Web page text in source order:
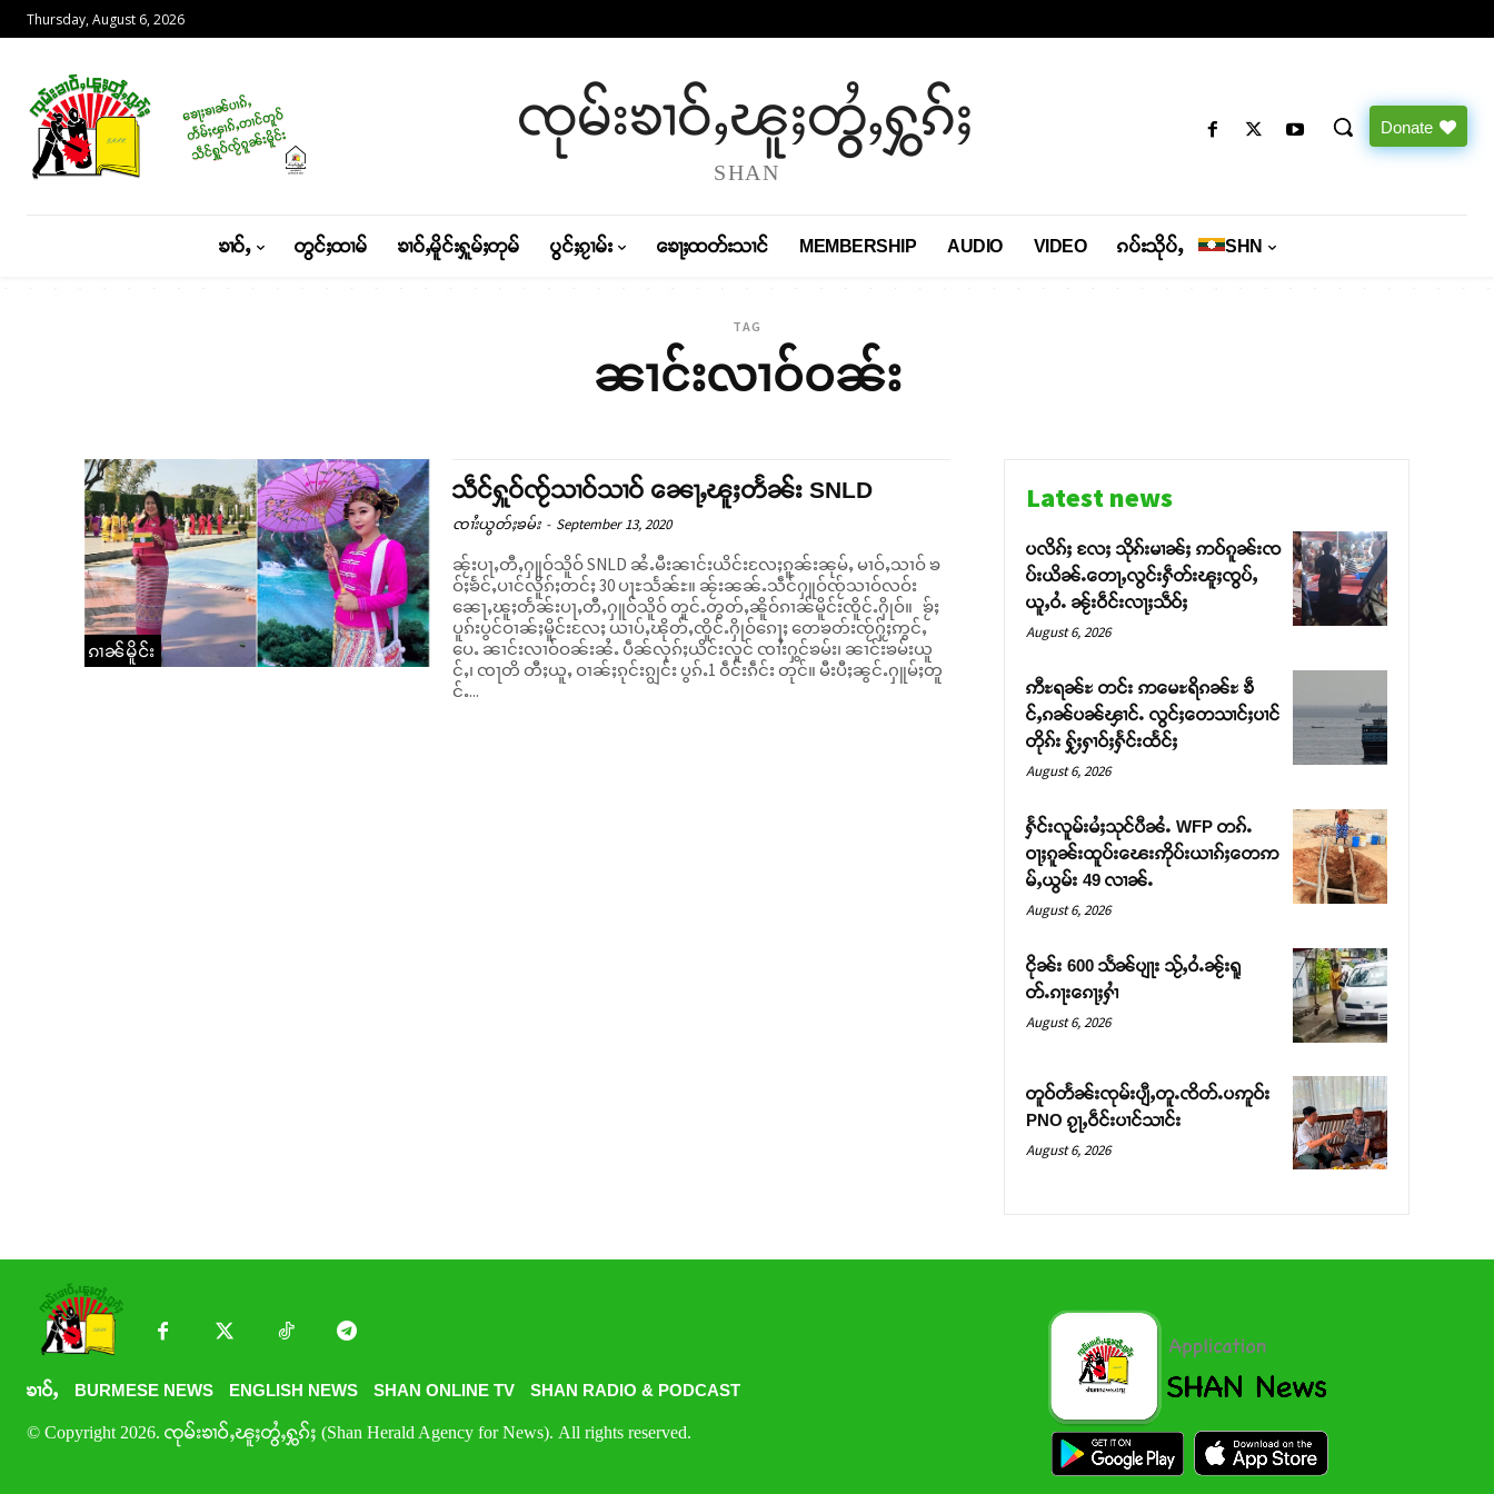
Thursday, August 6, 2026
ၸုမ်းၶၢဝ်ႇၽူႈတွႆႇႁွၵ်ႈ
SHAN
Donate
ၶၢဝ်ႇ တွင်ႈထၢမ် ၶၢဝ်ႇမိူင်းႁူမ်ႈတုမ် ပွင်ႈၵႂၢမ်း ၶေႃႈထတ်းသၢင် MEMBERSHIP AUDIO VIDEO ၵပ်းသိုပ်ႇ SHN
TAG
ၼၢင်းလၢဝ်ဝၼ်း
ၵၢၼ်မိူင်း
သဵင်ႁူဝ်ၸႂ်သၢဝ်သၢဝ် ၼေႃႇၽူႈတႅၼ်း SNLD
ၸၢႆးယွတ်ႈၶမ်း - September 13, 2020
ၼႂ်းပႃႇတီႇႁူဝ်သိူဝ် SNLD ၼႆႉမီးၼၢင်းယိင်းလႄႈၵူၼ်းၼုမ်ႇ မၢဝ်ႇသၢဝ် ၶ
ဝ်ႈၶႅင်ႇပၢင်လိူၵ်ႈတင်ႈ 30 ပႃႊသႅၼ်ႊ။ ၼႂ်းၼၼ်ႉသဵင်ႁူဝ်ၸႂ်သၢဝ်လဝ်း
ၼေႃႇၽူႈတႅၼ်းပႃႇတီႇႁူဝ်သိူဝ် တူင်ႉတွတ်ႇၼိူဝ်ၵၢၼ်မိူင်းၸိူင်ႉႁိုဝ်။ ၶႂ်ႈ
ပူၵ်းပွင်ဝၢၼ်ႈမိူင်းလႄႈ ယၢပ်ႇၽိုတ်ႇၸိူင်ႉႁိုဝ်ၵေႃႈ တေၶတ်းၸႂ်ႁႂ်ႈဢွင်ႇ
ပေႉ ၼၢင်းလၢဝ်ဝၼ်းၼႆႉ ပဵၼ်လုၵ်ႈယိင်းလူင် ၸၢႆးႁွင်ၶမ်း၊ ၼၢင်းၶမ်းယူ
င်ႇ၊ ၸႃတိ တီႈယူႇ ဝၢၼ်ႈၵုင်းၵျွင်း ပွၵ်ႉ1 ဝဵင်းၵဵင်း တုင်။ မီးပီႈၼွင်ႉႁူမ်ႈတူ
င်ႉ...
Latest news
ပလိၵ်ႈ လႄႈ သိုၵ်းမၢၼ်ႈ ဢဝ်ၵူၼ်းၸ
ပ်းယိၼ်ႉတေႃႇလွင်းႁဵတ်းၽူႈၸွပ်ႇ
ယူႇဝႆႉ ၼႂ်းဝဵင်းလႃႈသဵဝ်ႈ
August 6, 2026
ဢီႊရၼ်ႊ တင်း ဢမေႊရိၵၼ်ႊ ၶဵ
င်ႇၵၼ်ပၼ်ၾၢင်ႉ လွင်ႈတေသၢင်ႈပၢင်
တိုၵ်း ႁႂ်ႈႁၢဝ်ႈႁႅင်းထႅင်ႈ
August 6, 2026
ႁႅင်းလူမ်းမႆႈသုင်ပီၼႆႉ WFP တၵ်ႉ
ဝႃႈၵူၼ်းထူပ်းၽေးဢိုပ်းယၢၵ်ႈတေဢ
မ်ႇယွမ်း 49 လၢၼ်ႉ
August 6, 2026
ငိုၼ်း 600 သႅၼ်ပျႃး သႂ်ႇဝႆႉၼႂ်းရူ
တ်ႉၵႃးၵေႃႈႁၢႆ
August 6, 2026
တူဝ်တႅၼ်းၸုမ်းပျီႇတူႉၸိတ်ႉပဢူဝ်း
PNO ၵႂႃႇဝဵင်းပၢင်သၢင်း
August 6, 2026
ၶၢဝ်ႇ BURMESE NEWS ENGLISH NEWS SHAN ONLINE TV SHAN RADIO & PODCAST
© Copyright 2026. ၸုမ်းၶၢဝ်ႇၽူႈတွႆႇႁွၵ်ႈ (Shan Herald Agency for News). All rights reserved.